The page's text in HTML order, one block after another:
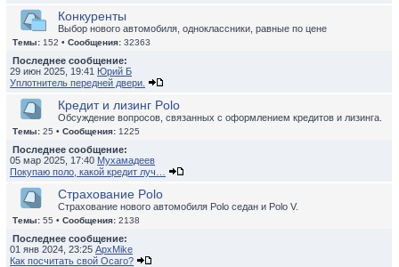
Конкуренты
Выбор нового автомобиля, одноклассники, равные по цене
Темы: 152 • Сообщения: 32363
Последнее сообщение:
29 июн 2025, 19:41 Юрий Б
Уплотнитель передней двери.
Кредит и лизинг Polo
Обсуждение вопросов, связанных с оформлением кредитов и лизинга.
Темы: 25 • Сообщения: 1225
Последнее сообщение:
05 мар 2025, 17:40 Мухамадеев
Покупаю поло, какой кредит луч…
Страхование Polo
Страхование нового автомобиля Polo седан и Polo V.
Темы: 55 • Сообщения: 2138
Последнее сообщение:
01 янв 2024, 23:25 ApxMike
Как посчитать свой Осаго?